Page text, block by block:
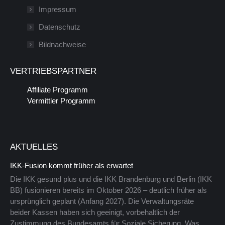
Fenster
wird
neuen
geöffnet
Impressum
Datenschutz
Bildnachweise
VERTRIEBSPARTNER
Affiliate Programm
Vermittler Programm
AKTUELLES
IKK-Fusion kommt früher als erwartet
Die IKK gesund plus und die IKK Brandenburg und Berlin (IKK
BB) fusionieren bereits im Oktober 2026 – deutlich früher als
ursprünglich geplant (Anfang 2027). Die Verwaltungsräte
beider Kassen haben sich geeinigt, vorbehaltlich der
Zustimmung des Bundesamts für Soziale Sicherung. Was